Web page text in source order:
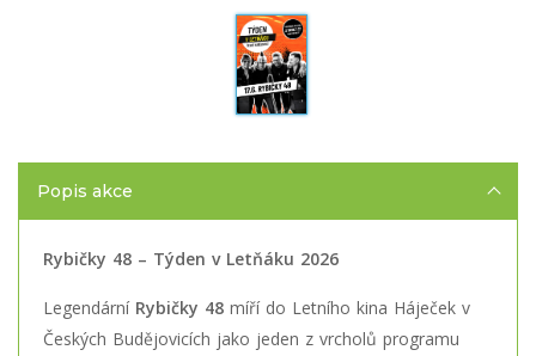
Popis akce
Rybičky 48 – Týden v Letňáku 2026
Legendární Rybičky 48 míří do Letního kina Háječek v
Českých Budějovicích jako jeden z vrcholů programu